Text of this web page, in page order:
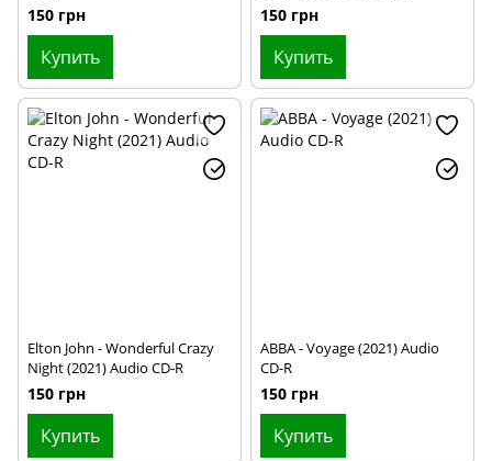
150 грн
Купить
150 грн
Купить
Elton John - Wonderful Crazy
Night (2021) Audio CD-R
150 грн
Купить
ABBA - Voyage (2021) Audio
CD-R
150 грн
Купить